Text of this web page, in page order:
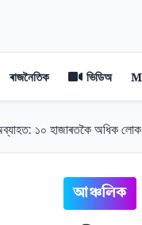
ৰাজনৈতিক ভিডিঅ
১০ হাজাৰতকৈ অধিক লোক
আঞ্চলিক